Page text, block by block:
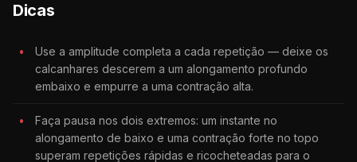
Dicas
Use a amplitude completa a cada repetição — deixe os
calcanhares descerem a um alongamento profundo
embaixo e empurre a uma contração alta.
Faça pausa nos dois extremos: um instante no
alongamento de baixo e uma contração forte no topo
superam repetições rápidas e ricocheteadas para o